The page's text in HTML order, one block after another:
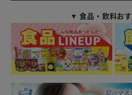
▼ 食品・飲料お